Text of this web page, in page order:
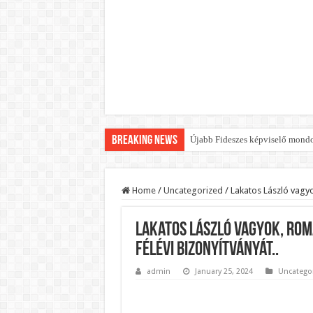
Breaking News Újabb Fideszes képviselő
Döntött a kormány az
Rendkívüli intézkedések
Jön a pénzeső a
ÉLŐ! RENDKÍVÜLI! Váratlan
BREAKING! Kész, ennyi volt!
Home / Uncategorized / Lakatos László
Lakatos László vagyok,
félévi bizonyítványát..
admin January 25, 2024